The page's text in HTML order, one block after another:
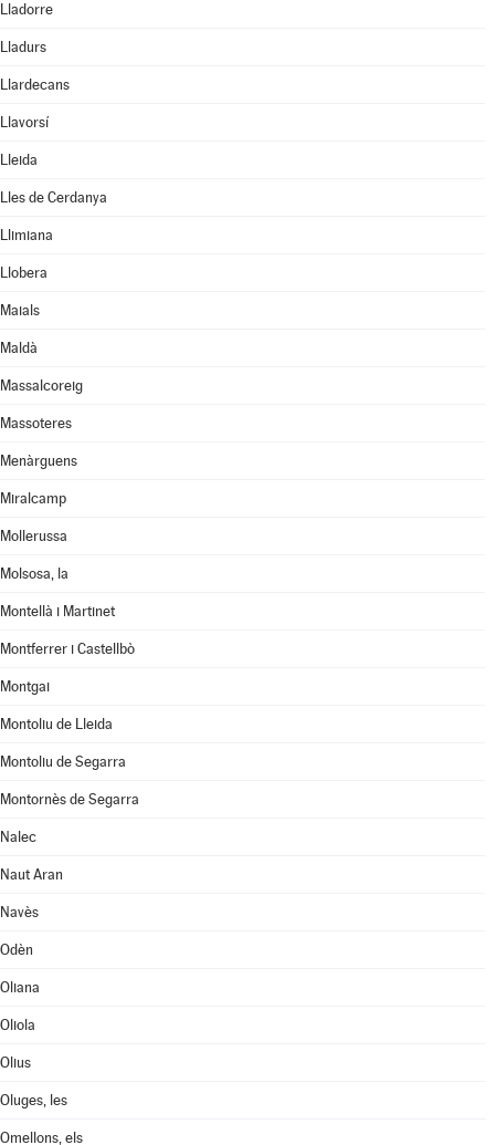
Lladorre
Lladurs
Llardecans
Llavorsí
Lleida
Lles de Cerdanya
Llimiana
Llobera
Maials
Maldà
Massalcoreig
Massoteres
Menàrguens
Miralcamp
Mollerussa
Molsosa, la
Montellà i Martinet
Montferrer i Castellbò
Montgai
Montoliu de Lleida
Montoliu de Segarra
Montornès de Segarra
Nalec
Naut Aran
Navès
Odèn
Oliana
Oliola
Olius
Oluges, les
Omellons, els